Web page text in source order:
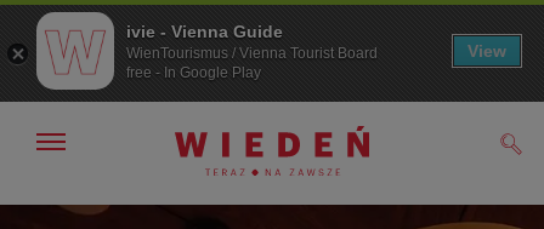
Przejdź
Przejdź
Pokaż/ukryj
ivie - Vienna Guide
WienTourismus / Vienna Tourist Board
free - In Google Play
View